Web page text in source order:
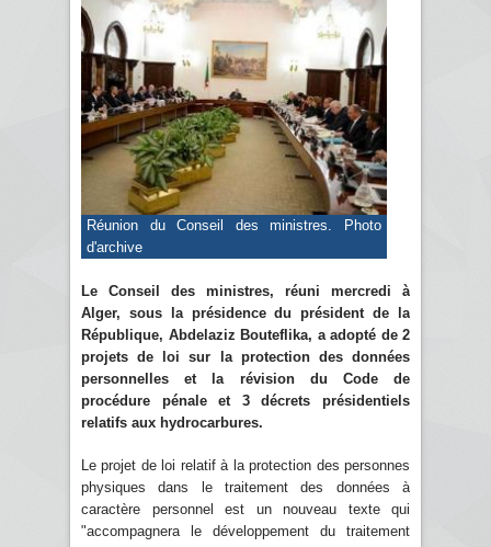
Réunion du Conseil des ministres. Photo
d'archive
Le Conseil des ministres, réuni mercredi à
Alger, sous la présidence du président de la
République, Abdelaziz Bouteflika, a adopté de 2
projets de loi sur la protection des données
personnelles et
la révision du Code de
procédure pénale et
3 décrets présidentiels
relatifs aux hydrocarbures.
Le projet de loi relatif à la protection des personnes
physiques dans le traitement des données à
caractère personnel est un nouveau texte qui
"accompagnera le développement du traitement